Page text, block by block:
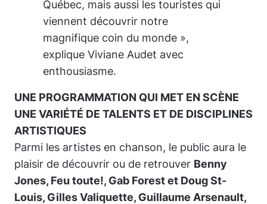
Québec, mais aussi les touristes qui
viennent découvrir notre
magnifique coin du monde »,
explique Viviane Audet avec
enthousiasme.
UNE PROGRAMMATION QUI MET EN SCÈNE
UNE VARIÉTÉ DE TALENTS ET DE DISCIPLINES
ARTISTIQUES
Parmi les artistes en chanson, le public aura le
plaisir de découvrir ou de retrouver Benny
Jones, Feu toute!, Gab Forest et Doug St-
Louis, Gilles Valiquette, Guillaume Arsenault,